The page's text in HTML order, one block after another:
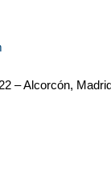
– Alcorcón,